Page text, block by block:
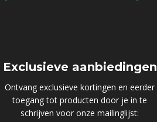
Exclusieve aanbiedingen
Ontvang exclusieve kortingen en eerder
toegang tot producten door je in te
schrijven voor onze mailinglijst: